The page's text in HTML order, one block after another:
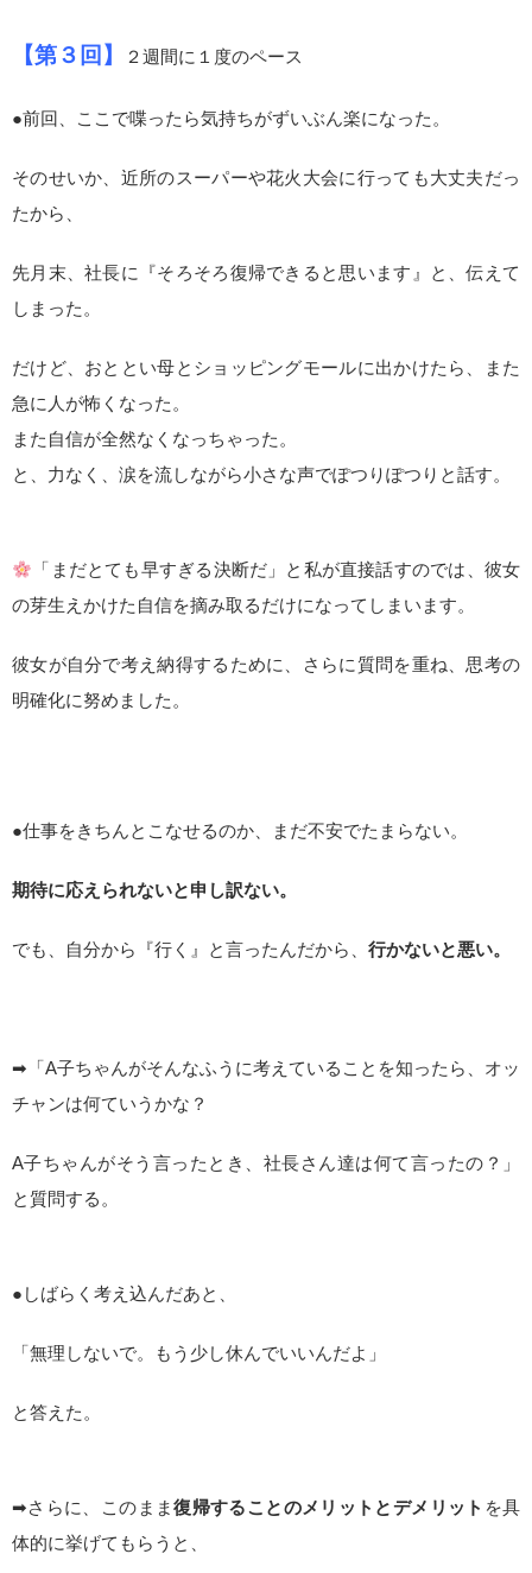
【第３回】 ２週間に１度のペース
●前回、ここで喋ったら気持ちがずいぶん楽になった。
そのせいか、近所のスーパーや花火大会に行っても大丈夫だっ
たから、
先月末、社長に『そろそろ復帰できると思います』と、伝えて
しまった。
だけど、おととい母とショッピングモールに出かけたら、また
急に人が怖くなった。
また自信が全然なくなっちゃった。
と、力なく、涙を流しながら小さな声でぽつりぽつりと話す。
「まだとても早すぎる決断だ」と私が直接話すのでは、彼女
の芽生えかけた自信を摘み取るだけになってしまいます。
彼女が自分で考え納得するために、さらに質問を重ね、思考の
明確化に努めました。
●仕事をきちんとこなせるのか、まだ不安でたまらない。
期待に応えられないと申し訳ない。
でも、自分から『行く』と言ったんだから、 行かないと悪い。
➡「A子ちゃんがそんなふうに考えていることを知ったら、オッ
チャンは何ていうかな？
A子ちゃんがそう言ったとき、社長さん達は何て言ったの？」
と質問する。
●しばらく考え込んだあと、
「無理しないで。もう少し休んでいいんだよ」
と答えた。
➡さらに、このまま復帰することのメリットとデメリット を具
体的に挙げてもらうと、